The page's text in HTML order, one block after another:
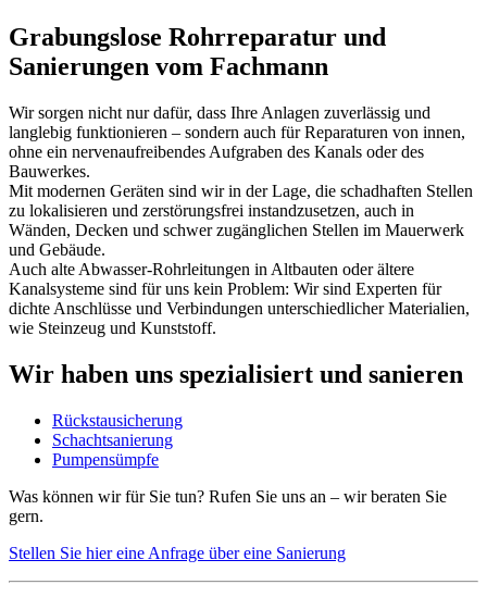
Grabungslose Rohrreparatur und
Sanierungen vom Fachmann
Wir sorgen nicht nur dafür, dass Ihre Anlagen zuverlässig und
langlebig funktionieren – sondern auch für Reparaturen von innen,
ohne ein nervenaufreibendes Aufgraben des Kanals oder des
Bauwerkes.
Mit modernen Geräten sind wir in der Lage, die schadhaften Stellen
zu lokalisieren und zerstörungsfrei instandzusetzen, auch in
Wänden, Decken und schwer zugänglichen Stellen im Mauerwerk
und Gebäude.
Auch alte Abwasser-Rohrleitungen in Altbauten oder ältere
Kanalsysteme sind für uns kein Problem: Wir sind Experten für
dichte Anschlüsse und Verbindungen unterschiedlicher Materialien,
wie Steinzeug und Kunststoff.
Wir haben uns spezialisiert und sanieren
Rückstausicherung
Schachtsanierung
Pumpensümpfe
Was können wir für Sie tun? Rufen Sie uns an – wir beraten Sie
gern.
Stellen Sie hier eine Anfrage über eine Sanierung